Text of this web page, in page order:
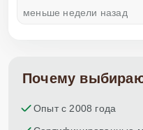
меньше недели назад
Почему
Опыт с 2008 года